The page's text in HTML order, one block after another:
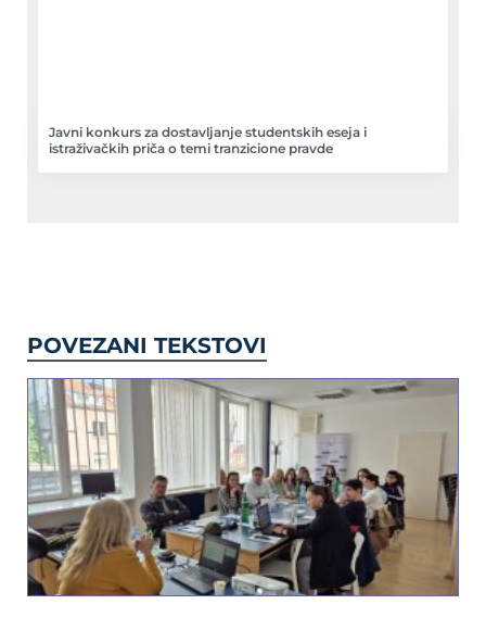
Javni konkurs za dostavljanje studentskih eseja i
istraživačkih priča o temi tranzicione pravde
POVEZANI TEKSTOVI